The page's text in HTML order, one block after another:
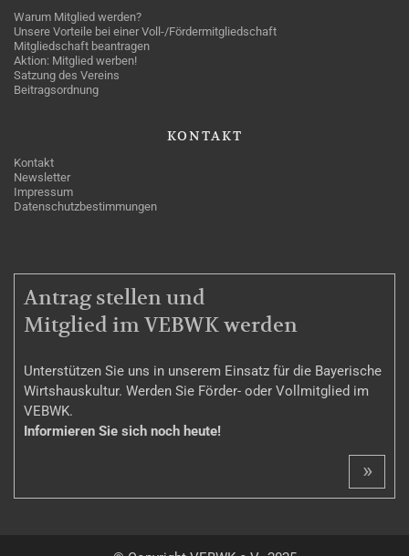
Warum Mitglied werden?
Unsere Vorteile bei einer Voll-/Fördermitgliedschaft
Mitgliedschaft beantragen
Aktion: Mitglied werben!
Satzung des Vereins
Beitragsordnung
KONTAKT
Kontakt
Newsletter
Impressum
Datenschutzbestimmungen
MITGLIEDSCHAFT
Antrag stellen und
Mitglied im VEBWK werden
Unterstützen Sie uns in unserem Einsatz für die Bayerische
Wirtshauskultur. Werden Sie Förder- oder Vollmitglied im
VEBWK.
Informieren Sie sich noch heute!
»